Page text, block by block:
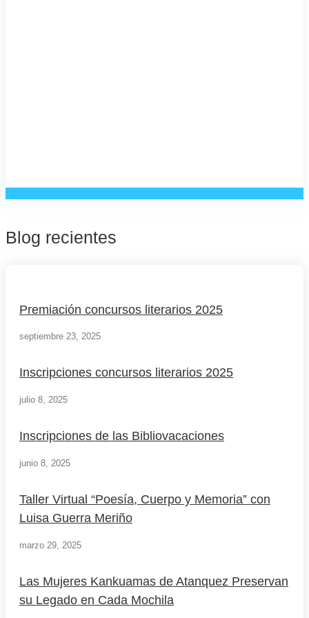
Blog recientes
Premiación concursos literarios 2025
septiembre 23, 2025
Inscripciones concursos literarios 2025
julio 8, 2025
Inscripciones de las Bibliovacaciones
junio 8, 2025
Taller Virtual “Poesía, Cuerpo y Memoria” con
Luisa Guerra Meriño
marzo 29, 2025
Las Mujeres Kankuamas de Atanquez Preservan
su Legado en Cada Mochila